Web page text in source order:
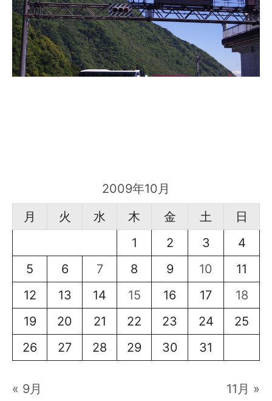
2009年10月
月
火 水 木 金 土
日
1
2 3
4
5
6 7 8 9 10
11
12
13 14 15 16 17
18
19
20 21 22 23 24
25
26
27 28 29 30 31
« 9月 11月 »